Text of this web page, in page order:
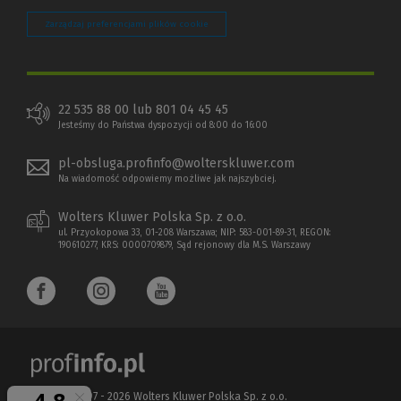
Zarządzaj preferencjami plików cookie
22 535 88 00 lub 801 04 45 45
Jesteśmy do Państwa dyspozycji od 8:00 do 16:00
pl-obsluga.profinfo@wolterskluwer.com
Na wiadomość odpowiemy możliwe jak najszybciej.
Wolters Kluwer Polska Sp. z o.o.
ul. Przyokopowa 33, 01-208 Warszawa; NIP: 583-001-89-31, REGON:
190610277, KRS: 0000709879, Sąd rejonowy dla M.S. Warszawy
Copyright 1997 - 2026 Wolters Kluwer Polska Sp. z o.o.